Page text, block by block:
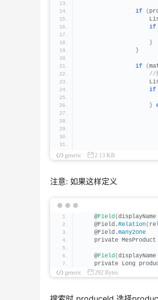
if (
if
}
}
if (
//
if
}
}
            log.
error(
}
generic 2.13 KB
注意: 如果这样定义
    @
Field(
    @Field.
Relation(
    @Field.
many2one
private MesProduct
    @
Field(
private Long
generic
292 Bytes